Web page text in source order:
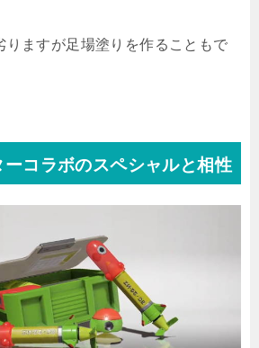
りますが足場塗りを作ることもで
ーコラボのスペシャルと相性